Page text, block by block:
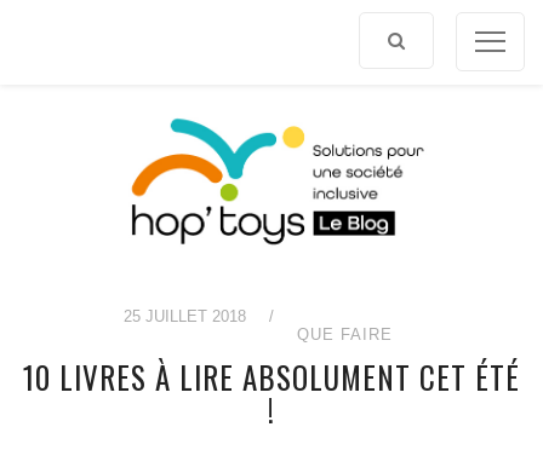
25 JUILLET 2018
/
QUE FAIRE
10 LIVRES À LIRE ABSOLUMENT CET ÉTÉ
!